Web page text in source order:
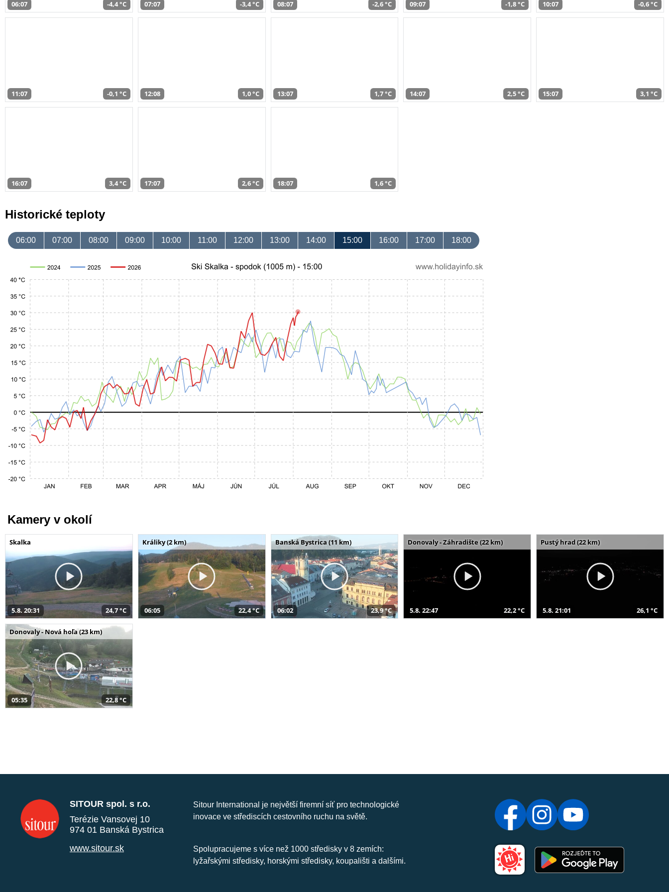
06:07 -4,4 °C 07:07 -3,4 °C 08:07 -2,6 °C 09:07 -1,8 °C 10:07 -0,6 °C
11:07 -0,1 °C 12:08 1,0 °C 13:07 1,7 °C 14:07 2,5 °C 15:07 3,1 °C
16:07 3,4 °C 17:07 2,6 °C 18:07 1,6 °C
Historické teploty
06:00 07:00 08:00 09:00 10:00 11:00 12:00 13:00 14:00 15:00 16:00 17:00 18:00
Kamery v okolí
Skalka
5.8. 20:31 24,7 °C
Králiky (2 km)
06:05 22,4 °C
Banská Bystrica (11 km)
06:02 23,9 °C
Donovaly - Záhradište (22 km)
5.8. 22:47 22,2 °C
Pustý hrad (22 km)
5.8. 21:01 26,1 °C
Donovaly - Nová hoľa (23 km)
05:35 22,8 °C
SITOUR spol. s r.o.
Terézie Vansovej 10
974 01 Banská Bystrica
www.sitour.sk
Sitour International je největší firemní síť pro technologické
inovace ve střediscích cestovního ruchu na světě.
Spolupracujeme s více než 1000 středisky v 8 zemích:
lyžařskými středisky, horskými středisky, koupališti a dalšími.